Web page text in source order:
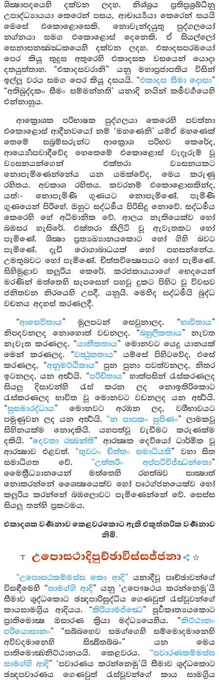
ශික්‍ෂාපදයෙහි දක්වන ලදහ. නිශ්ශ්‍රය ප්‍රතිප්‍රශ්‍රබ්ධීනු
උපාද්ධ්‍යායයා කෙරෙන් පසය, ආචාර්‍ය්‍යයා කෙරෙන් සයයි
මෙසේ එකොළොසෙකි. නොවැන්දයුතු පුද්ගලයෝ
නග්නයා සමග එකොළොස් දෙනෙකි. ඒ සියල්ලෝ
සෙනාසනක්‍ඛන්‍ධකයෙහි දක්වන ලදහ. එකාදසපරමයෝ
පෙර කියූ තුදුස අතුරෙහි එකාදසක වසයෙන් යොදා
දතයුත්තාහ. “එකාදසවරානි” යනු මහාප්‍රජාපතිය විසින්
ඉල්ලූ වරය සමග පෙර කියූ දසයයි. “එකාදස සීමා දොසා”
“අතිඛුද්දකං සීමං සම්මන්නති’ යනාදි නයින් කර්‍මවර්‍ගයෙහි
එන්නාහුය.
ආක්‍රොශක පරිභාෂක පුද්ගලයා කෙරෙහි පවත්නා
එකොළොස් ආදීනවයෝ නම් ‘මහණෙනි’ යම්ඒ මහණෙක්
තෙමේ සබ්‍රම්සරුන්ට ආක්‍රොශ පරිභව කෙරේද,
ආර්‍ය්‍යොපවාදීවේද හෙතෙමේ එකොළොස් වැදෑරුම් වූ
ව්‍යසනයන්ගෙන් එක්තරා ව්‍යසනයකට
නොපැමිණෙන්නේය යන යමක්වේද, මෙය කරුණු
රහිතය. අවකාශ රහිතය. කවරනම් එකොළොසකින්ද,
යත්:- නොපැමිණි ගුණයට නොපැමිණේ. පැමිණි
ගුණයෙන් පිරිහේ. ඔහුට සද්ධර්‍මය පිරිසිදු නොවේ. සද්ධර්‍මය
කෙරෙහි හේ අධිමානික වේ. ආලය නැතියෙක්ව හෝ
බඹසර හැසිරේ. එක්තරා කිලිටි වූ ඇවැතකට හෝ
පැමිණේ. ශික්‍ෂා ප්‍රත්‍යඛ්‍යානයකොට හෝ ගිහි බවට
පැමිණේ. දැඩි රොගාබාධයක් හෝ පහසන්නේය.
උමතුබවට හෝ පැමිණේ. චිත්තවික්‍ෂෙපයට හෝ පැමිණේ.
සිහිමුළාව කලුරිය කෙරේ. කරජකායයාගේ භෙදයෙන්
මරණින් මත්තෙහි සැපසෙන් පහවූ දුකට පිහිට වූ විවසව
ජනිතවන නිරයෙහි උපදී, යනුයි. මෙහිද සද්ධර්‍මයි බුද්ධ
වචනය අදහස් කරණලදී.
“ආසෙවිතාය” මුලපටන් සෙවුනාලද. “භාවිතාය”
නිපදවනලද නොහොත් වඩනලද. “බහුලීකතාය” නැවත
නැවැත කරණලද. “යානීකතාය” මොනවට යෙදූ යානයක්
මෙන් කරණලද. “වත්‍ථුකතාය” යම්සේ පිහිටවේද, එසේ
කරණලද, “අනුමට්ඨිතාය” පුන පුනා පවත්වනලද, නිතර
ඉටනලද, යන අර්‍ත්‍ථයි. “පරිචිතාය” හාත්පසින් රැස්කරණලද
සියලු දිසාවන්හි රැස් කරන ලද නොඉතිරිකොට
රැස්කරණලද භාවිත වූ මොනවට වඩනලද යන අර්‍ත්‍ථයි.
“සුසමාරද්ධාය” මොනවට අරඹන ලද, වශීභාවයට
පමුණුවන ලද යන අර්‍ත්‍ථයි. “න පාපකං සුපිණං” ලාමකවූ
සිහිනයක්ම නොදකියි. යහපත්වූ වැඩීමට කරුණක්ම
දකියි. “දෙවතා රක්‍ඛන්ති” ආරක්‍ෂක දෙවියෝ ධාර්මික වූ
ආරක්‍ෂාව එළවත්. “තුවටං චිත්තං සමාධියති” වහා සිත
සමාධිගත වේ. “උත්තරිං අප්පටිවිජ්ඣන්තො”
මෛත්‍රීධ්‍යානයෙන් මත්තෙහි රහත්බව සාක්‍ෂාත්
නොකරන්නේ ශෛක්‍ෂයෙක්ව හෝ පෘථග්ජනයෙක්ව හෝ
කලුරිය කරන්නේ බඹලොවට පැමිණෙන්නේ වේ. සෙස්ස
සියලු තන්හි ප්‍රකටමය.
එකාදශක වර්‍ණනාව කෙළවරකොට ඇති එකුත්තරික වර්‍ණනාව
නිමි.
උපොසථාදිපුච්ඡාවිස්සජ්ජනා
“උපොසථකම්මස්ස කො ආදි” යනාදීවූ පෘච්ඡාවන්ගේ
විසඳීමෙහි “සාමග්ගි ආදි” යනු ‘උපෞෂථය කරන්නෙමු’යි
සීමාව ශුද්ධකොට ඡන්‍දපාරිසුද්ධිය ගෙණවුත් රැස්වූවන්ගේ
කායසාමග්‍රිය ආදියය. “කිරියාමජ්ඣෙ” පූර්‍වකෘත්‍යයකොට
ප්‍රාතිමොක්‍ෂ ඔසාරණ ක්‍රියා මද්ධ්‍යයෙහිය. “නිට්ඨානං
පරියොසානං” “සබ්බහෙව සමග්ගෙහි සම්මොදමානෙහි
අවිවදමානෙහි සික්‍ඛිතබ්බං” යන මෙය
පාතිමොක්‍ඛනිට්ඨානයයි. කෙළවරය. “පවාරණකම්මස්ස
සාමග්ගි ආදි” ‘පවාරණය කරන්නෙමු’යි සීමාව ශුද්ධකොට
ඡන්‍දපවාරණය ගෙණවුත් රැස්වූවන්ගේ කාය සාමග්‍රිය